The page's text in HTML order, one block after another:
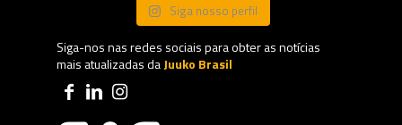
Siga nosso perfil
Siga-nos nas redes sociais para obter as notícias
mais atualizadas daJuuko Brasil